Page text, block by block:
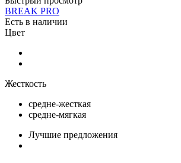
BREAK PRO
Есть в наличии
Цвет
Жесткость
средне-жесткая
средне-мягкая
Лучшие предложения